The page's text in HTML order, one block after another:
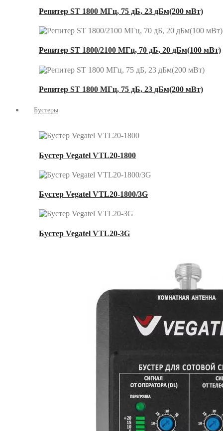
Репитер ST 1800 МГц, 75 дБ, 23 дБм(200 мВт)
Репитер ST 1800/2100 МГц, 70 дБ, 20 дБм(100 мВт)
Репитер ST 1800 МГц, 75 дБ, 23 дБм(200 мВт)
Бустеры
Бустер Vegatel VTL20-1800
Бустер Vegatel VTL20-1800/3G
Бустер Vegatel VTL20-3G